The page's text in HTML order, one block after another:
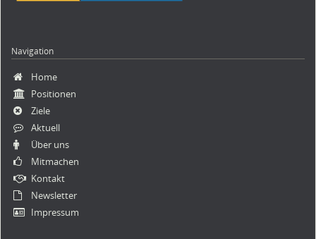
Navigation
überspringen
Home
Positionen
Ziele
Aktuell
Über uns
Mitmachen
Kontakt
Newsletter
Impressum